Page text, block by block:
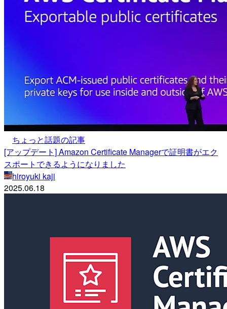
ちょっと話題の記事
[アップデート] Amazon Certificate Managerで証明書がエク
スポートできるようになりました
hiroyuki kaji
2025.06.18